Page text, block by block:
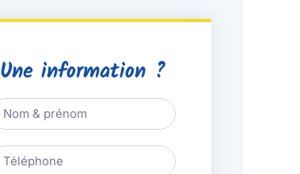
Une information ?